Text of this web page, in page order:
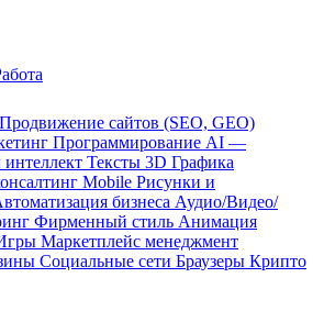
Продвижение сайтов (SEO, GEO)
Программирование AI —
Тексты 3D Графика
Mobile Рисунки и
бизнеса Аудио/Видео/
Фирменный стиль Анимация
Маркетплейс менеджмент
Социальные сети Браузеры Крипто